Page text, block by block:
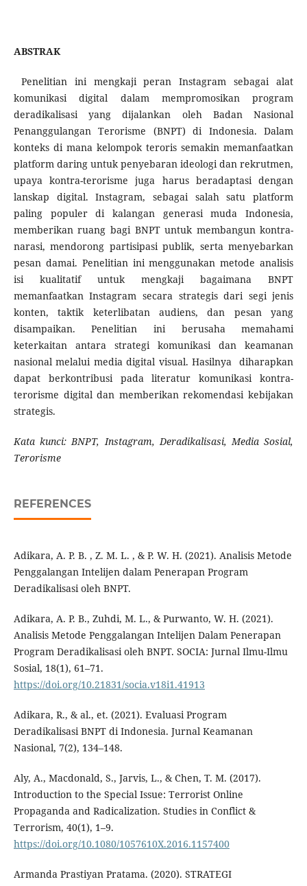
ABSTRAK
Penelitian ini mengkaji peran Instagram sebagai alat
komunikasi digital dalam mempromosikan program
deradikalisasi yang dijalankan oleh Badan Nasional
Penanggulangan Terorisme (BNPT) di Indonesia. Dalam
konteks di mana kelompok teroris semakin memanfaatkan
platform daring untuk penyebaran ideologi dan rekrutmen,
upaya kontra-terorisme juga harus beradaptasi dengan
lanskap digital. Instagram, sebagai salah satu platform
paling populer di kalangan generasi muda Indonesia,
memberikan ruang bagi BNPT untuk membangun kontra-
narasi, mendorong partisipasi publik, serta menyebarkan
pesan damai. Penelitian ini menggunakan metode analisis
isi kualitatif untuk mengkaji bagaimana BNPT
memanfaatkan Instagram secara strategis dari segi jenis
konten, taktik keterlibatan audiens, dan pesan yang
disampaikan. Penelitian ini berusaha memahami
keterkaitan antara strategi komunikasi dan keamanan
nasional melalui media digital visual. Hasilnya diharapkan
dapat berkontribusi pada literatur komunikasi kontra-
terorisme digital dan memberikan rekomendasi kebijakan
strategis.
Kata kunci: BNPT, Instagram, Deradikalisasi, Media Sosial,
Terorisme
REFERENCES
Adikara, A. P. B. , Z. M. L. , & P. W. H. (2021). Analisis Metode
Penggalangan Intelijen dalam Penerapan Program
Deradikalisasi oleh BNPT.
Adikara, A. P. B., Zuhdi, M. L., & Purwanto, W. H. (2021).
Analisis Metode Penggalangan Intelijen Dalam Penerapan
Program Deradikalisasi oleh BNPT. SOCIA: Jurnal Ilmu-Ilmu
Sosial, 18(1), 61–71.
https://doi.org/10.21831/socia.v18i1.41913
Adikara, R., & al., et. (2021). Evaluasi Program
Deradikalisasi BNPT di Indonesia. Jurnal Keamanan
Nasional, 7(2), 134–148.
Aly, A., Macdonald, S., Jarvis, L., & Chen, T. M. (2017).
Introduction to the Special Issue: Terrorist Online
Propaganda and Radicalization. Studies in Conflict &
Terrorism, 40(1), 1–9.
https://doi.org/10.1080/1057610X.2016.1157400
Armanda Prastiyan Pratama. (2020). STRATEGI